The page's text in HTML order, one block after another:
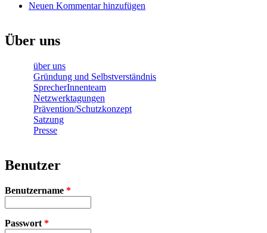
Neuen Kommentar hinzufügen
Über uns
über uns
Gründung und Selbstverständnis
SprecherInnenteam
Netzwerktagungen
Prävention/Schutzkonzept
Satzung
Presse
Benutzer
Benutzername *
Passwort *